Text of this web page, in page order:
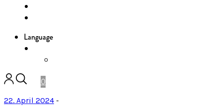
Language
0
22. April 2024 -